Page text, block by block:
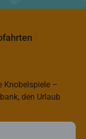
Knobelspiele –
den Urlaub